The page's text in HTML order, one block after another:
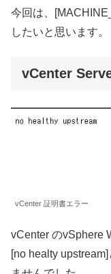
今回は、
したいと思います。
vCenter
vCenter 証明書エラー
vCenter のvSphere
[no healty